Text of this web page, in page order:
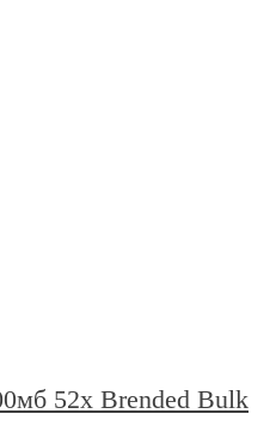
52x Brended Bulk